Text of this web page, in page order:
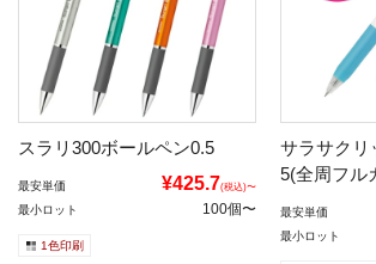
スラリ300ボールペン0.5
最安単価 ¥425.7(税込)〜
最小ロット 100個〜
1色印刷
サラサクリ
5(全周フル
最安単価
最小ロット